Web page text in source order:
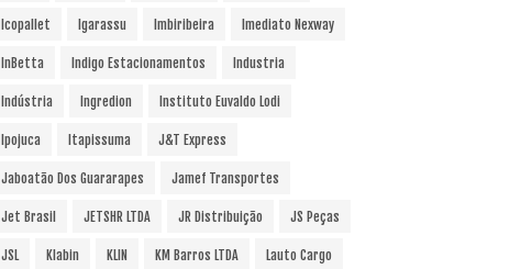
Icopallet Igarassu Imbiribeira Imediato Nexway
InBetta Indigo Estacionamentos Industria
Indústria Ingredion Instituto Euvaldo Lodi
Ipojuca Itapissuma J&T Express
Jaboatão Dos Guararapes Jamef Transportes
Jet Brasil JETSHR LTDA JR Distribuição JS Peças
JSL Klabin KLIN KM Barros LTDA Lauto Cargo